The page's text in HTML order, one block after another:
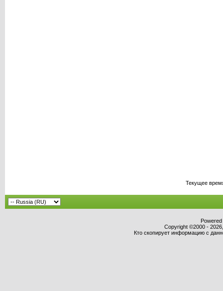
Текущее
Copyright ©2000 -
Кто скопирует информацию с